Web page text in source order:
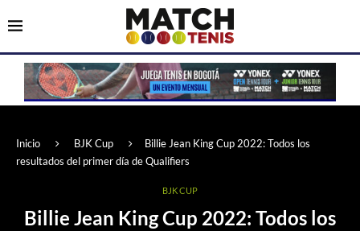
Inicio BJK Cup
Billie Jean King Cup 2022: Todos los
resultados del primer día de Qualifiers
BJK CUP
Billie Jean King Cup 2022: Todos los